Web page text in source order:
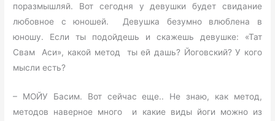
поразмышляй. Вот сегодня у девушки будет свидание
любовное с юношей. Девушка безумно влюблена в
юношу. Если ты подойдешь и скажешь девушке: «Тат
Свам Аси», какой метод ты ей дашь? Йоговский? У кого
мысли есть?
– МОЙУ Басим. Вот сейчас еще.. Не знаю, как метод,
методов наверное много и какие виды йоги можно из